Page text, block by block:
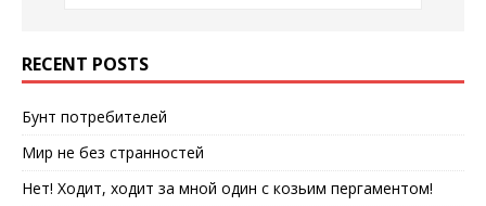
RECENT POSTS
Бунт потребителей
Мир не без странностей
Нет! Ходит, ходит за мной один с козьим пергаментом!